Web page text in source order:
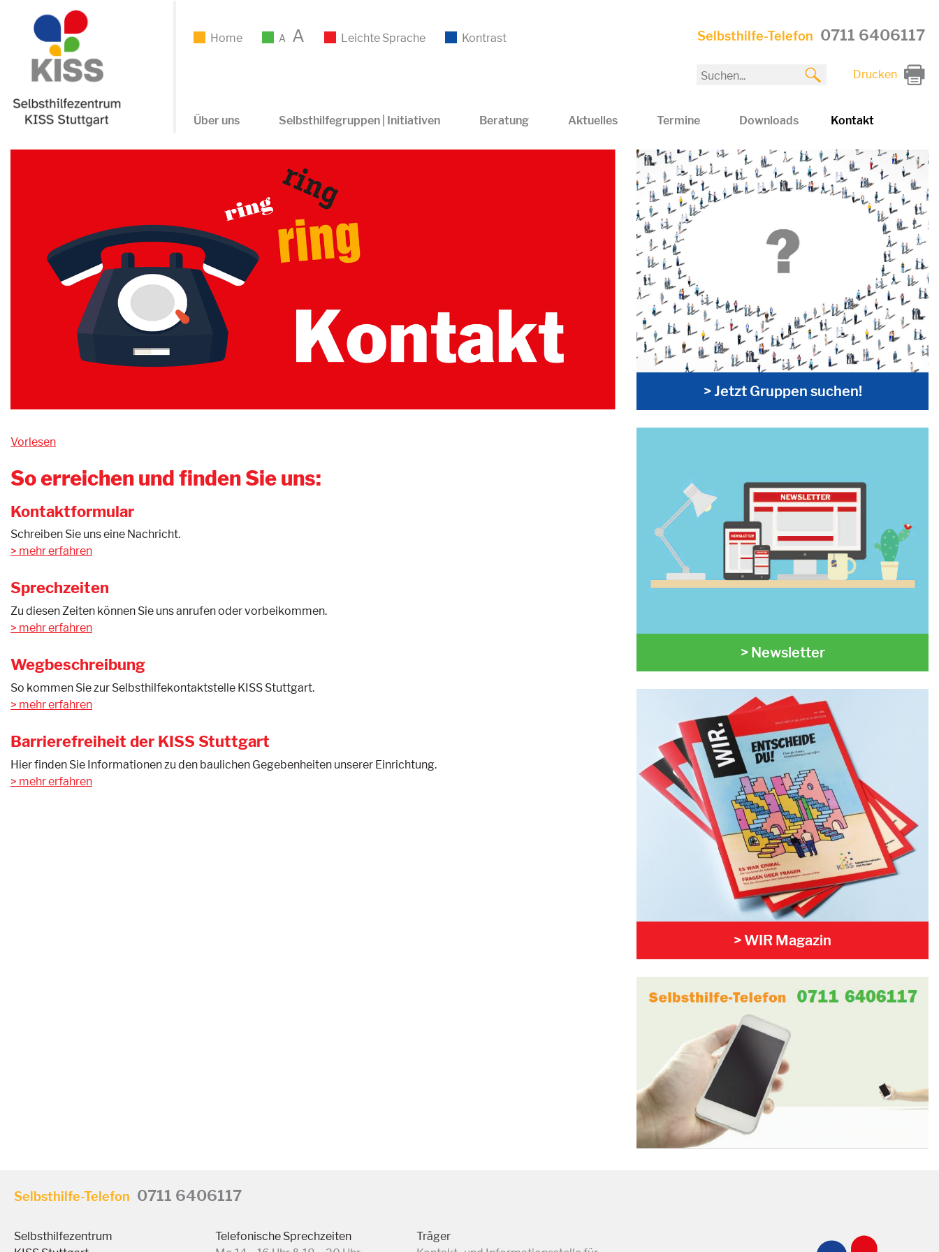
Home A A Leichte Sprache Kontrast Selbsthilfe-Telefon 0711 6406117
Drucken
Über uns Selbsthilfegruppen | Initiativen Beratung Aktuelles Termine Downloads Kontakt
Vorlesen
So erreichen und finden Sie uns:
Kontaktformular
Schreiben Sie uns eine Nachricht.
mehr erfahren
Sprechzeiten
Zu diesen Zeiten können Sie uns anrufen oder vorbeikommen.
mehr erfahren
Wegbeschreibung
So kommen Sie zur Selbsthilfekontaktstelle KISS Stuttgart.
mehr erfahren
Barrierefreiheit der KISS Stuttgart
Hier finden Sie Informationen zu den baulichen Gegebenheiten unserer Einrichtung.
mehr erfahren
> Jetzt Gruppen suchen!
> Newsletter
> WIR Magazin
Selbsthilfe-Telefon 0711 6406117
Selbsthilfezentrum
Telefonische Sprechzeiten
Träger